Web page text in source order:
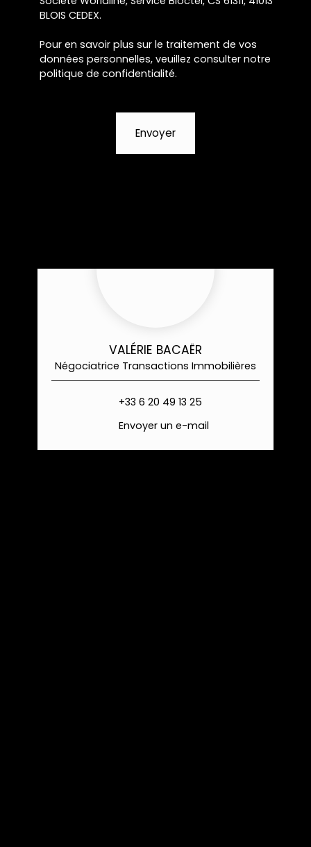
BLOIS CEDEX.
Pour en savoir plus sur le traitement de vos
données personnelles, veuillez consulter notre
politique de confidentialité.
Envoyer
VALÉRIE BACAËR
Négociatrice Transactions Immobilières
+33 6 20 49 13 25
Envoyer un e-mail